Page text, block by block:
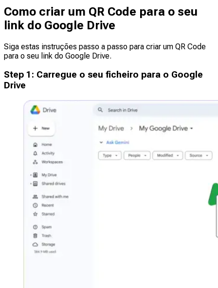
Como criar um QR Code para o seu
link do Google Drive
Siga estas instruções passo a passo para criar um QR Code
para o seu link do Google Drive.
Step 1 : Carregue o seu ficheiro para o Google
Drive